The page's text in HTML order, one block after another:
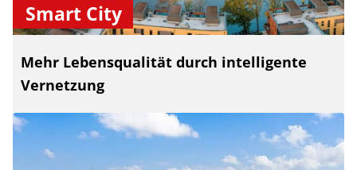
Smart City
Mehr Lebensqualität durch intelligente
Vernetzung